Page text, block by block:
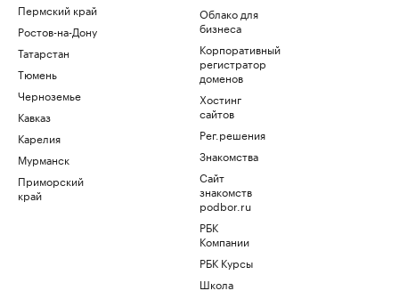
Пермский край
Ростов-на-Дону
Татарстан
Тюмень
Черноземье
Кавказ
Карелия
Мурманск
Приморский
край
Облако для
бизнеса
Корпоративный
регистратор
доменов
Хостинг
сайтов
Рег.решения
Знакомства
Сайт
знакомств
podbor.ru
РБК
Компании
РБК Курсы
Школа